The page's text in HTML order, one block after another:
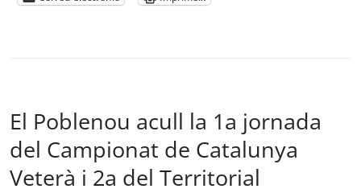
El Poblenou acull la 1a jornada
del Campionat de Catalunya
Veterà i 2a del Territorial